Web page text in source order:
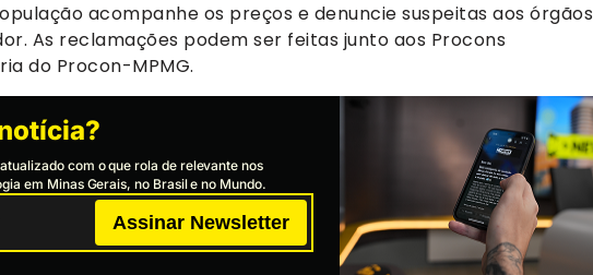
acompanhe os preços e denuncie suspeitas aos órgãos
As reclamações podem ser feitas junto aos Procons
do Procon-MPMG.
com o que rola de relevante nos
em Minas Gerais, no Brasil e no Mundo.
Assinar Newsletter